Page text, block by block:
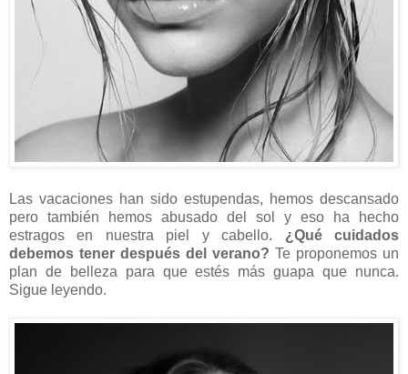
Las vacaciones han sido estupendas, hemos descansado
pero también hemos abusado del sol y eso ha hecho
estragos en nuestra piel y cabello. ¿Qué cuidados
debemos tener después del verano? Te proponemos un
plan de belleza para que estés más guapa que nunca.
Sigue leyendo.